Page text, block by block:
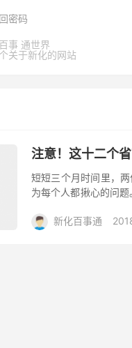
事 通世界
关于新化的网站
密码
注意！这十二个
短短三个月时间里，
为每个人都揪心的问
新化百事通